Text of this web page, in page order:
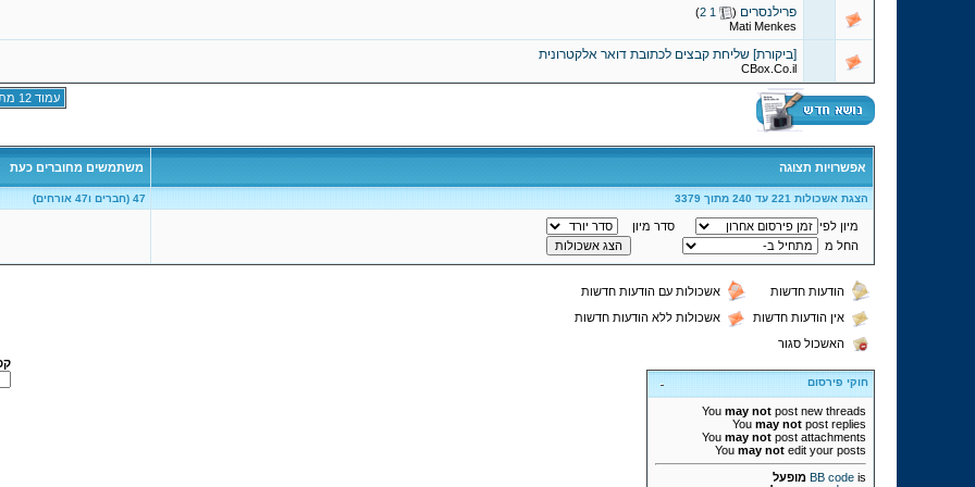
פרילנסרים (
1
2
)
Mati Menkes
[ביקורת] שליחת קבצים לכתובת דואר אלקטרונית
CBox.Co.il
עמוד 12 מתוך 169
אפשרויות תצוגה משתמשים מחוברים כעת
הצגת אשכולות 221 עד 240 מתוך 3379 47 (חברים ו47 אורחים)
מיון לפי
סדר מיון
החל מ
הודעות חדשות
אשכולות עם הודעות חדשות
אין הודעות חדשות
אשכולות ללא הודעות חדשות
האשכול סגור
חוקי פירסום
You may not post new threads
You may not post replies
You may not post attachments
You may not edit your posts
BB code is
מופעל